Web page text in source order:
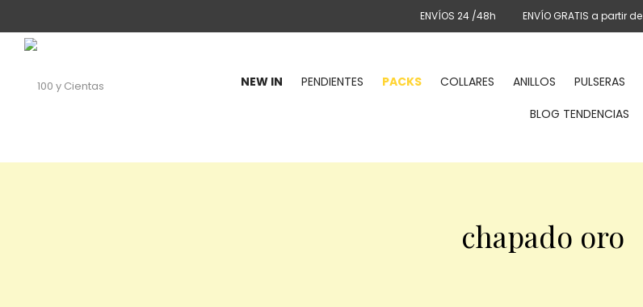
ENVÍOS 24 /48h ENVÍO GRATIS a partir de
NEW IN PENDIENTES PACKS COLLARES ANILLOS PULSERAS
BLOG TENDENCIAS
chapado oro